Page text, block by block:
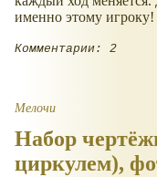
именно этому игроку!
Комментарии: 2
Мелочи
Набор
циркулем),